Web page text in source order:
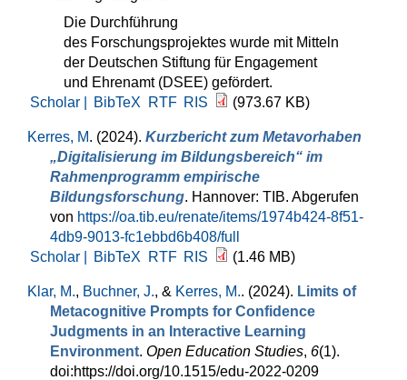
Die Durchführung
des Forschungsprojektes wurde mit Mitteln
der Deutschen Stiftung für Engagement
und Ehrenamt (DSEE) gefördert.
Scholar |
BibTeX RTF RIS (973.67 KB)
Kerres, M. (2024). Kurzbericht zum Metavorhaben
„Digitalisierung im Bildungsbereich“ im
Rahmenprogramm empirische
Bildungsforschung. Hannover: TIB. Abgerufen
von https://oa.tib.eu/renate/items/1974b424-8f51-
4db9-9013-fc1ebbd6b408/full
Scholar |
BibTeX RTF RIS (1.46 MB)
Klar, M., Buchner, J., & Kerres, M.. (2024). Limits of
Metacognitive Prompts for Confidence
Judgments in an Interactive Learning
Environment. Open Education Studies, 6(1).
doi:https://doi.org/10.1515/edu-2022-0209